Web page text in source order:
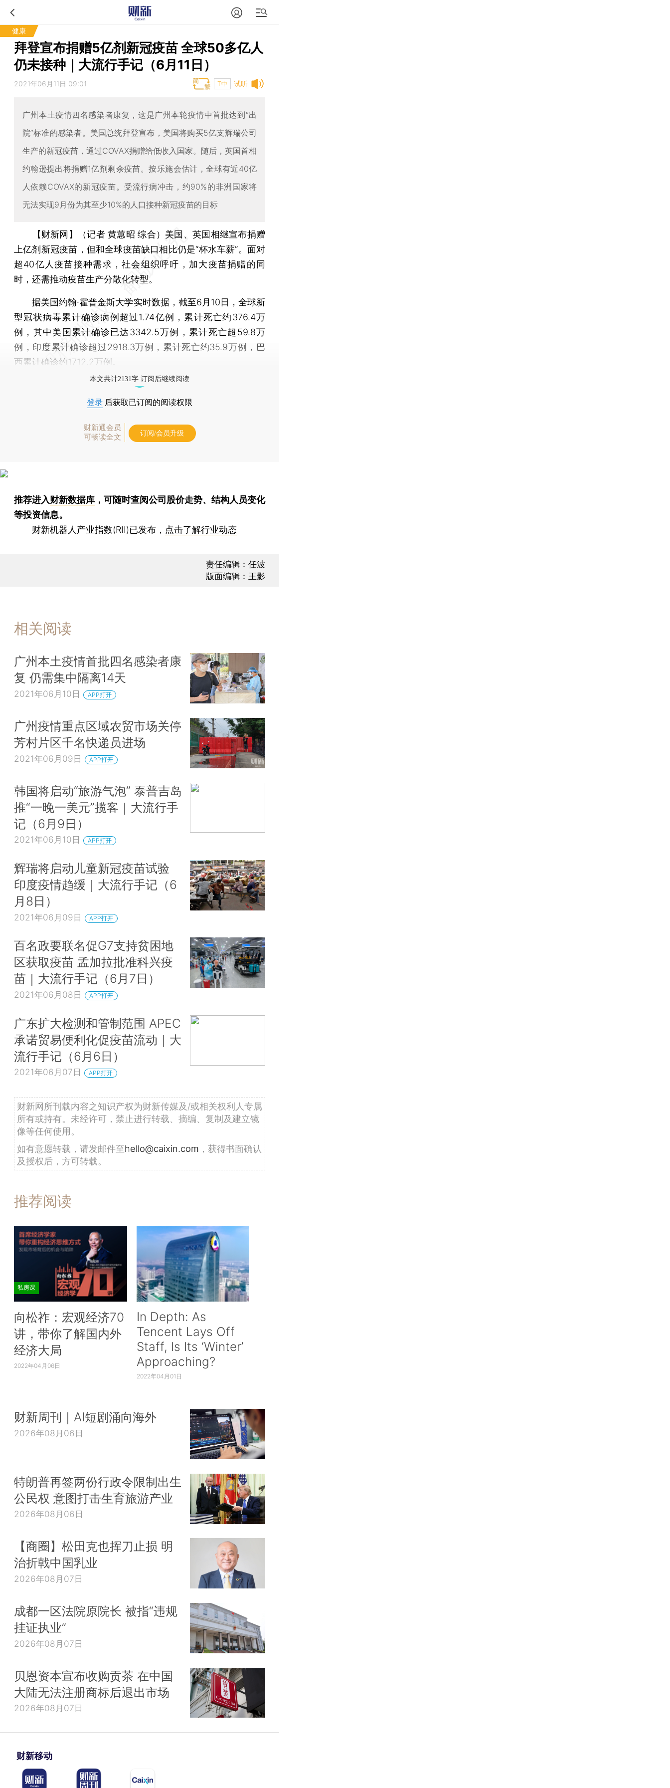
健康
拜登宣布捐赠5亿剂新冠疫苗 全球50多亿人
仍未接种｜大流行手记（6月11日）
试听
2021年06月11日 09:01 T中
广州本土疫情四名感染者康复，这是广州本轮疫情中首批达到“出
院”标准的感染者。美国总统拜登宣布，美国将购买5亿支辉瑞公司
生产的新冠疫苗，通过COVAX捐赠给低收入国家。随后，英国首相
约翰逊提出将捐赠1亿剂剩余疫苗。按乐施会估计，全球有近40亿
人依赖COVAX的新冠疫苗。受流行病冲击，约90%的非洲国家将
无法实现9月份为其至少10%的人口接种新冠疫苗的目标
【财新网】（记者 黄蕙昭 综合） 美国、英国相继宣布捐赠
上亿剂新冠疫苗，但和全球疫苗缺口相比仍是“杯水车薪”。面对
超40亿人疫苗接种需求，社会组织呼吁，加大疫苗捐赠的同
时，还需推动疫苗生产分散化转型。
据美国约翰·霍普金斯大学实时数据，截至6月10日，全球新
型冠状病毒累计确诊病例超过1.74亿例，累计死亡约376.4万
例，其中美国累计确诊已达3342.5万例，累计死亡超59.8万
例，印度累计确诊超过2918.3万例，累计死亡约35.9万例，巴
西累计确诊约1712.2万例。
本文共计2131字 订阅后继续阅读
登录 后获取已订阅的阅读权限
财新通会员
可畅读全文
订阅/会员升级
推荐进入财新数据库 ，可随时查阅公司股价走势、结构人员变化
等投资信息。
财新机器人产业指数(RII)已发布， 点击了解行业动态
责任编辑：任波
版面编辑：王影
相关阅读
广州本土疫情首批四名感染者康
复 仍需集中隔离14天
2021年06月10日 APP打开
广州疫情重点区域农贸市场关停
芳村片区千名快递员进场
2021年06月09日 APP打开
韩国将启动“旅游气泡” 泰普吉岛
推“一晚一美元”揽客｜大流行手
记（6月9日）
2021年06月10日 APP打开
辉瑞将启动儿童新冠疫苗试验
印度疫情趋缓｜大流行手记（6
月8日）
2021年06月09日 APP打开
百名政要联名促G7支持贫困地
区获取疫苗 孟加拉批准科兴疫
苗｜大流行手记（6月7日）
2021年06月08日 APP打开
广东扩大检测和管制范围 APEC
承诺贸易便利化促疫苗流动｜大
流行手记（6月6日）
2021年06月07日 APP打开
财新网所刊载内容之知识产权为财新传媒及/或相关权利人专属
所有或持有。未经许可，禁止进行转载、摘编、复制及建立镜
像等任何使用。
如有意愿转载，请发邮件至hello@caixin.com ，获得书面确认
及授权后，方可转载。
推荐阅读
私房课
向松祚：宏观经济70
讲，带你了解国内外
经济大局
2022年04月06日
In Depth: As
Tencent Lays Off
Staff, Is Its ‘Winter’
Approaching?
2022年04月01日
财新周刊｜AI短剧涌向海外
2026年08月06日
特朗普再签两份行政令限制出生
公民权 意图打击生育旅游产业
2026年08月06日
【商圈】松田克也挥刀止损 明
治折戟中国乳业
2026年08月07日
成都一区法院原院长 被指“违规
挂证执业”
2026年08月07日
贝恩资本宣布收购贡茶 在中国
大陆无法注册商标后退出市场
2026年08月07日
财新移动